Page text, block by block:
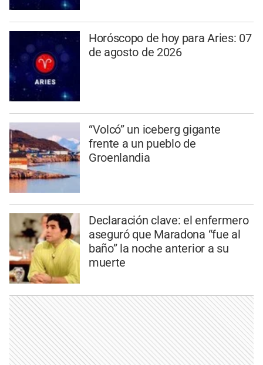
Horóscopo de hoy para Aries: 07
de agosto de 2026
“Volcó” un iceberg gigante
frente a un pueblo de
Groenlandia
Declaración clave: el enfermero
aseguró que Maradona “fue al
baño” la noche anterior a su
muerte